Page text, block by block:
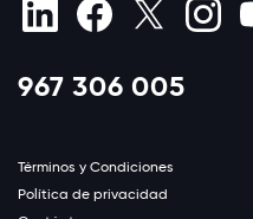
967 306 005
Términos y Condiciones
Política de privacidad